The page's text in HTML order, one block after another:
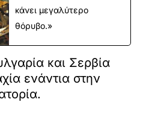
κάνει μεγαλύτερο
θόρυβο.»
και Σερβία
ενάντια στην